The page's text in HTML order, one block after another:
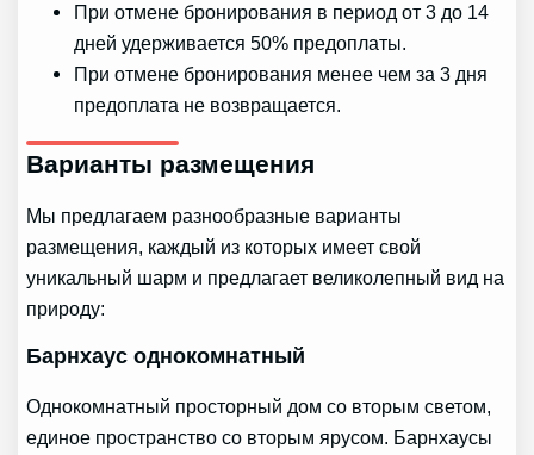
При отмене бронирования в период от 3 до 14
дней удерживается 50% предоплаты.
При отмене бронирования менее чем за 3 дня
предоплата не возвращается.
Варианты размещения
Мы предлагаем разнообразные варианты
размещения, каждый из которых имеет свой
уникальный шарм и предлагает великолепный вид на
природу:
Барнхаус однокомнатный
Однокомнатный просторный дом со вторым светом,
единое пространство со вторым ярусом. Барнхаусы